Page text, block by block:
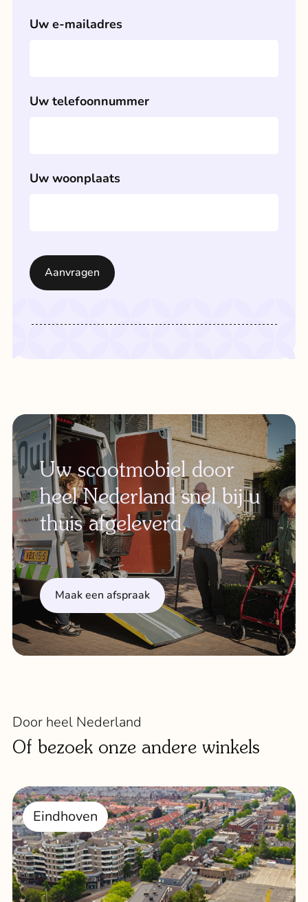
Uw e-mailadres
Uw telefoonnummer
Uw woonplaats
Uw scootmobiel door
heel Nederland snel bij u
thuis afgeleverd.
Maak een afspraak
Door heel Nederland
Of bezoek onze andere winkels
Eindhoven